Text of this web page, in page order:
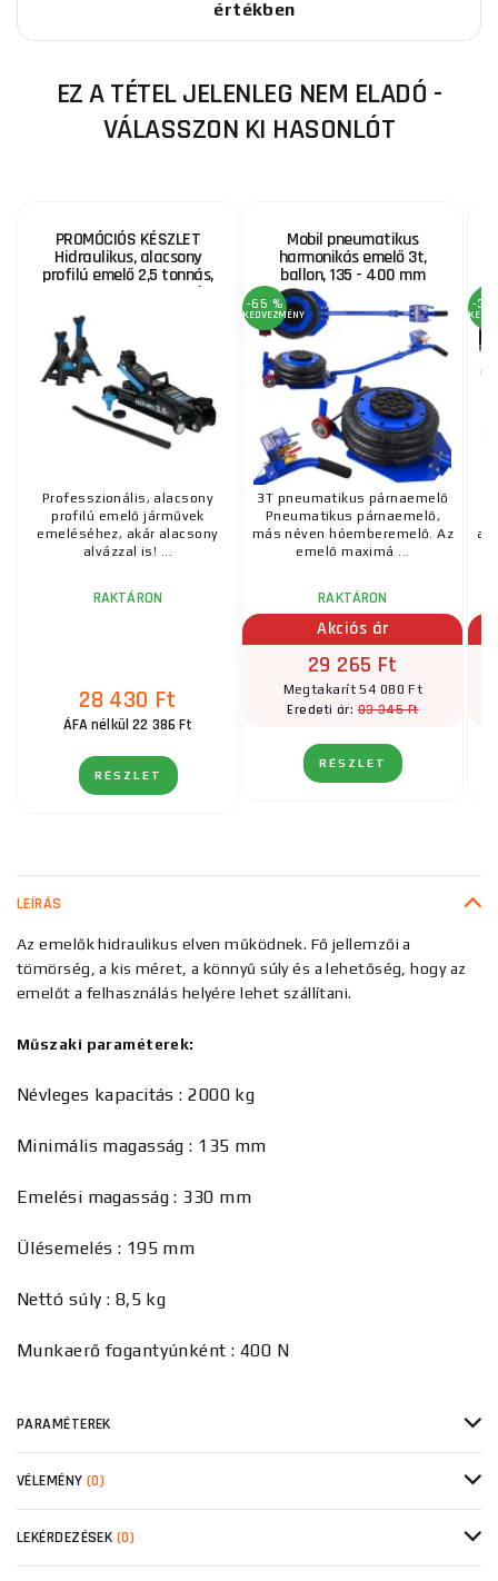
értékben
EZ A TÉTEL JELENLEG NEM ELADÓ -
VÁLASSZON KI HASONLÓT
PROMÓCIÓS KÉSZLET
Hidraulikus, alacsony
profilú emelő 2,5 tonnás,
MB-LPJB-LITE, 3 tonnás
támasztékokkal, MB-JS3T
Professzionális, alacsony
profilú emelő járművek
emeléséhez, akár alacsony
alvázzal is! ...
RAKTÁRON
28 430 Ft
ÁFA nélkül 22 386 Ft
RÉSZLET
Mobil pneumatikus
harmonikás emelő 3t,
ballon, 135 - 400 mm
-65 %
KEDVEZMÉNY
3T pneumatikus párnaemelő
Pneumatikus párnaemelő,
más néven hóemberemelő. Az
emelő maximá ...
RAKTÁRON
Akciós ár
29 265 Ft
Megtakarít 54 080 Ft
Eredeti ár:83 345 Ft
RÉSZLET
-32
LEÍRÁS
Az emelők hidraulikus elven működnek. Fő jellemzői a
tömörség, a kis méret, a könnyű súly és a lehetőség, hogy az
emelőt a felhasználás helyére lehet szállítani.
Műszaki paraméterek:
Névleges kapacitás : 2000 kg
Minimális magasság : 135 mm
Emelési magasság : 330 mm
Ülésemelés : 195 mm
Nettó súly : 8,5 kg
Munkaerő fogantyúnként : 400 N
PARAMÉTEREK
VÉLEMÉNY (0)
LEKÉRDEZÉSEK (0)